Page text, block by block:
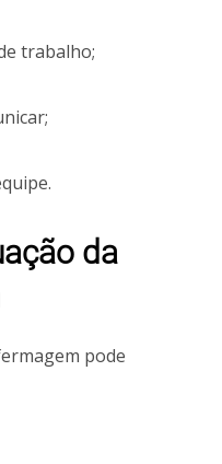
trabalho;
da
pode